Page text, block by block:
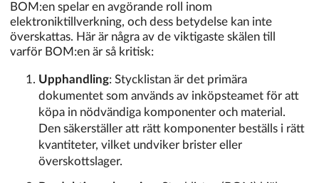
BOM:en spelar en avgörande roll inom
elektroniktillverkning, och dess betydelse kan inte
överskattas. Här är några av de viktigaste skälen till
varför BOM:en är så kritisk:
Upphandling: Stycklistan är det primära
dokumentet som används av inköpsteamet för att
köpa in nödvändiga komponenter och material.
Den säkerställer att rätt komponenter beställs i rätt
kvantiteter, vilket undviker brister eller
överskottslager.